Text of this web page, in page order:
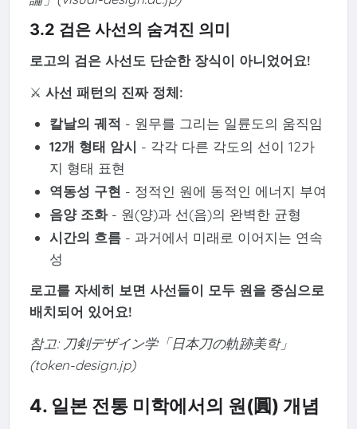
3.2 검은 사선의 숨겨진 의미
로고의 검은 사선도 단순한 장식이 아니었어요!
⚔️ 사선 패턴의 진짜 정체:
칼날의 궤적 - 원무를 그리는 일륜도의 움직임
12개 형태 암시 - 각각 다른 각도의 선이 12가
지 형태 표현
역동성 구현 - 정적인 원에 동적인 에너지 부여
음양 조화- 원(양)과 선(음)의 완벽한 균형
시간의 흐름- 과거에서 미래로 이어지는 연속
성
로고를 자세히 보면 사선들이 모두 원을 중심으로
배치되어 있어요!
참고: 刀剣デザイン学「日本刀の軌跡美학」
(token-design.jp)
4. 일본 전통 미학에서의 원(圓) 개념